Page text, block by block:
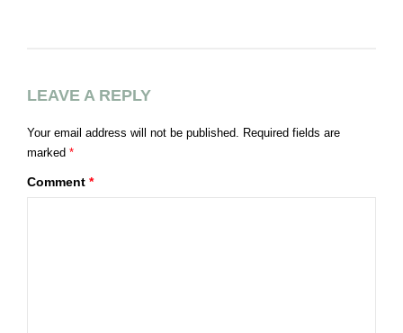
LEAVE A REPLY
Your email address will not be published. Required fields are
marked *
Comment *